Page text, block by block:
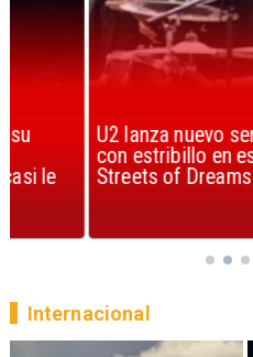
U2 lanza nuevo sencillo
con estribillo en español:
Streets of Dreams
Internacional